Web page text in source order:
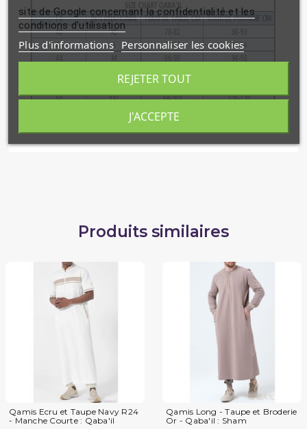
Produits similaires
Qamis Ecru et Taupe Navy R24
- Manche Courte : Qaba'il
Qamis Long - Taupe et Broderie
Or - Qaba'il : Sham
site de Google concernant la confidentialité et les
conditions d'utilisation
Plus d'informations Personnaliser les cookies
REJETER TOUT
J'ACCEPTE